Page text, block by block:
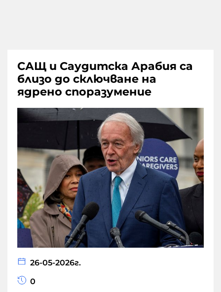
САЩ и Саудитска Арабия са
близо до сключване на
ядрено споразумение
26-05-2026г.
0